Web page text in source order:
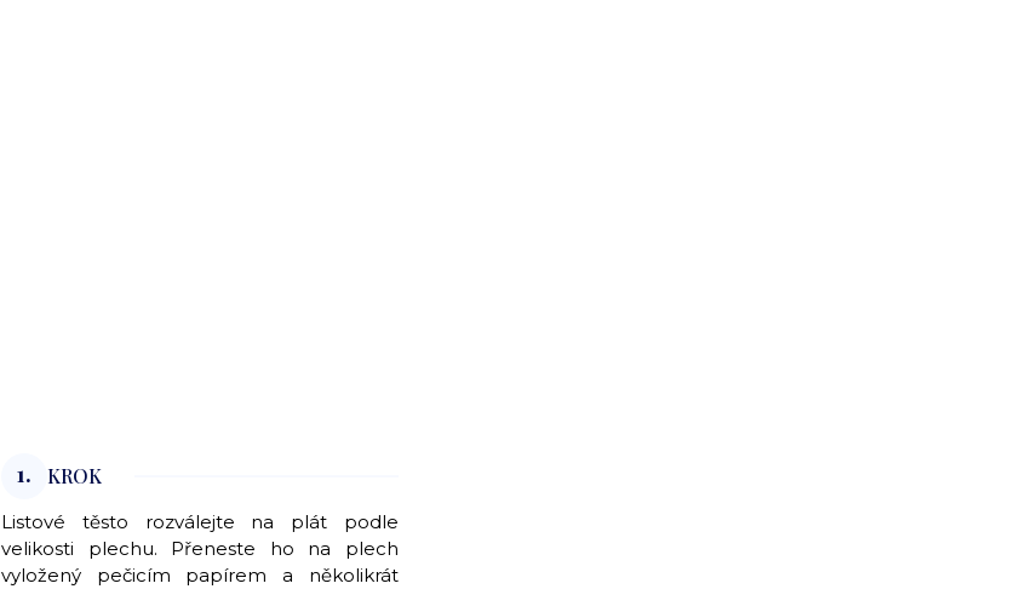
1. KROK
Listové těsto rozválejte na plát podle
velikosti plechu. Přeneste ho na plech
vyložený pečicím papírem a několikrát